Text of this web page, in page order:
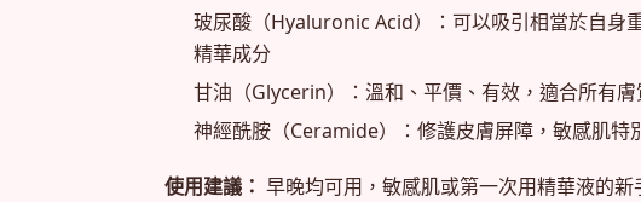
玻尿酸（Hyaluronic Acid）：可以吸引相當於自身
精華成分
甘油（Glycerin）：溫和、平價、有效，適合所有膚
神經酰胺（Ceramide）：修護皮膚屏障，敏感肌特
使用建議： 早晚均可用，敏感肌或第一次用精華液的新